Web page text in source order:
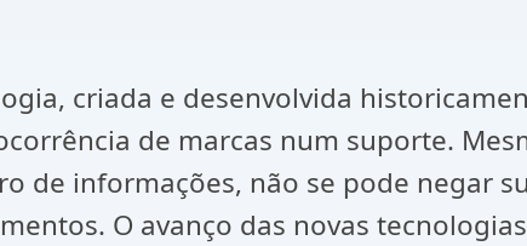
criada e desenvolvida
de marcas num suporte.
de informações, não se pode negar
O avanço das novas